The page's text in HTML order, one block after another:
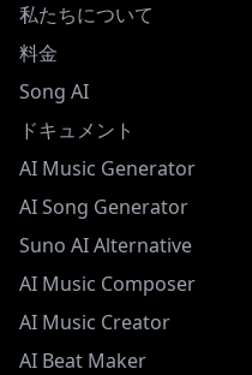
私たちについて
料金
Song AI
ドキュメント
AI Music Generator
AI Song Generator
Suno AI Alternative
AI Music Composer
AI Music Creator
AI Beat Maker